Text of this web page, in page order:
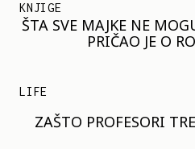
KNJIGE
ŠTA SVE MAJKE NE
PRIČAO JE O
LIFE
ZAŠTO PROFESORI